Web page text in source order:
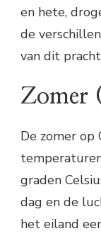
en hete,
de
van dit
Zomer
De zomer op
graden
dag en de
het eiland